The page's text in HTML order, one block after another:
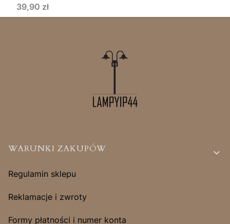
Cena
39,90 zł
Linki w stopce
WARUNKI ZAKUPÓW
Regulamin sklepu
Reklamacje i zwroty
Formy płatności i numer konta